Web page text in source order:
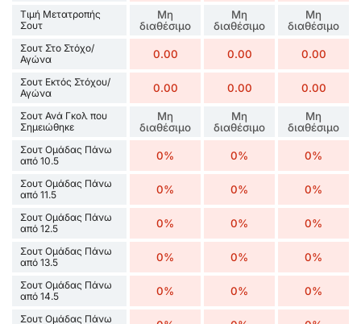
Τιμή Μετατροπής
Σουτ
Μη
διαθέσιμο
Μη
διαθέσιμο
Μη
διαθέσιμο
Σουτ Στο Στόχο/
Αγώνα
0.00 0.00 0.00
Σουτ Εκτός Στόχου/
Αγώνα
0.00 0.00 0.00
Σουτ Ανά Γκολ που
Σημειώθηκε
Μη
διαθέσιμο
Μη
διαθέσιμο
Μη
διαθέσιμο
Σουτ Ομάδας Πάνω
από 10.5
0% 0% 0%
Σουτ Ομάδας Πάνω
από 11.5
0% 0% 0%
Σουτ Ομάδας Πάνω
από 12.5
0% 0% 0%
Σουτ Ομάδας Πάνω
από 13.5
0% 0% 0%
Σουτ Ομάδας Πάνω
από 14.5
0% 0% 0%
Σουτ Ομάδας Πάνω